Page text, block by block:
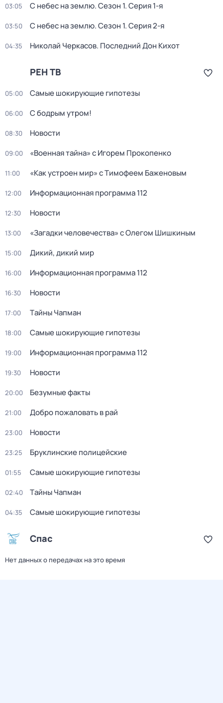
03:05 С небес на землю. Сезон 1. Серия 1-я
03:50 С небес на землю. Сезон 1. Серия 2-я
04:35 Николай Черкасов. Последний Дон Кихот
РЕН ТВ
05:00 Самые шoкиpующие гипотезы
06:00 С бодрым утром!
08:30 Новости
09:00 «Военная тайна» с Игорем Прокопенко
11:00 «Как устроен мир» с Тимофеем Баженовым
12:00 Информационная программа 112
12:30 Новости
13:00 «Загадки человечества» с Олегом Шишкиным
15:00 Дикий, дикий мир
16:00 Информационная программа 112
16:30 Новости
17:00 Тaйны Чапман
18:00 Самые шoкиpующие гипотезы
19:00 Информационная программа 112
19:30 Новости
20:00 Безумные факты
21:00 Добро пожаловать в рай
23:00 Новости
23:25 Бруклинские полицейские
01:55 Самые шoкиpующие гипотезы
02:40 Тaйны Чапман
04:35 Самые шoкиpующие гипотезы
Спас
Нет данных о передачах на это время